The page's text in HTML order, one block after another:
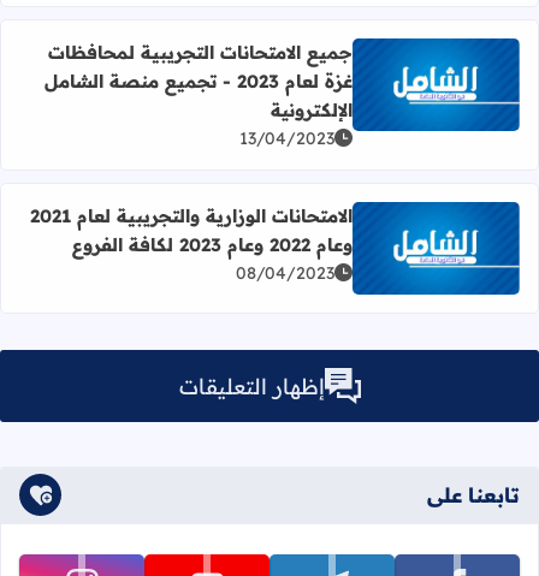
اقرأ المزيد عن جميع الامتحانات التجريبية لمحافظات غزة لعام 2023 - تجميع منصة الشامل
جميع الامتحانات التجريبية لمحافظات
غزة لعام 2023 - تجميع منصة الشامل
الإلكترونية
13/04/2023
اقرأ المزيد عن الامتحانات الوزارية والتجريبية لعام 2021 وعام 2022 وعام 2023 لكافة الفروع
الامتحانات الوزارية والتجريبية لعام 2021
وعام 2022 وعام 2023 لكافة الفروع
08/04/2023
إظهار التعليقات
تابعنا على